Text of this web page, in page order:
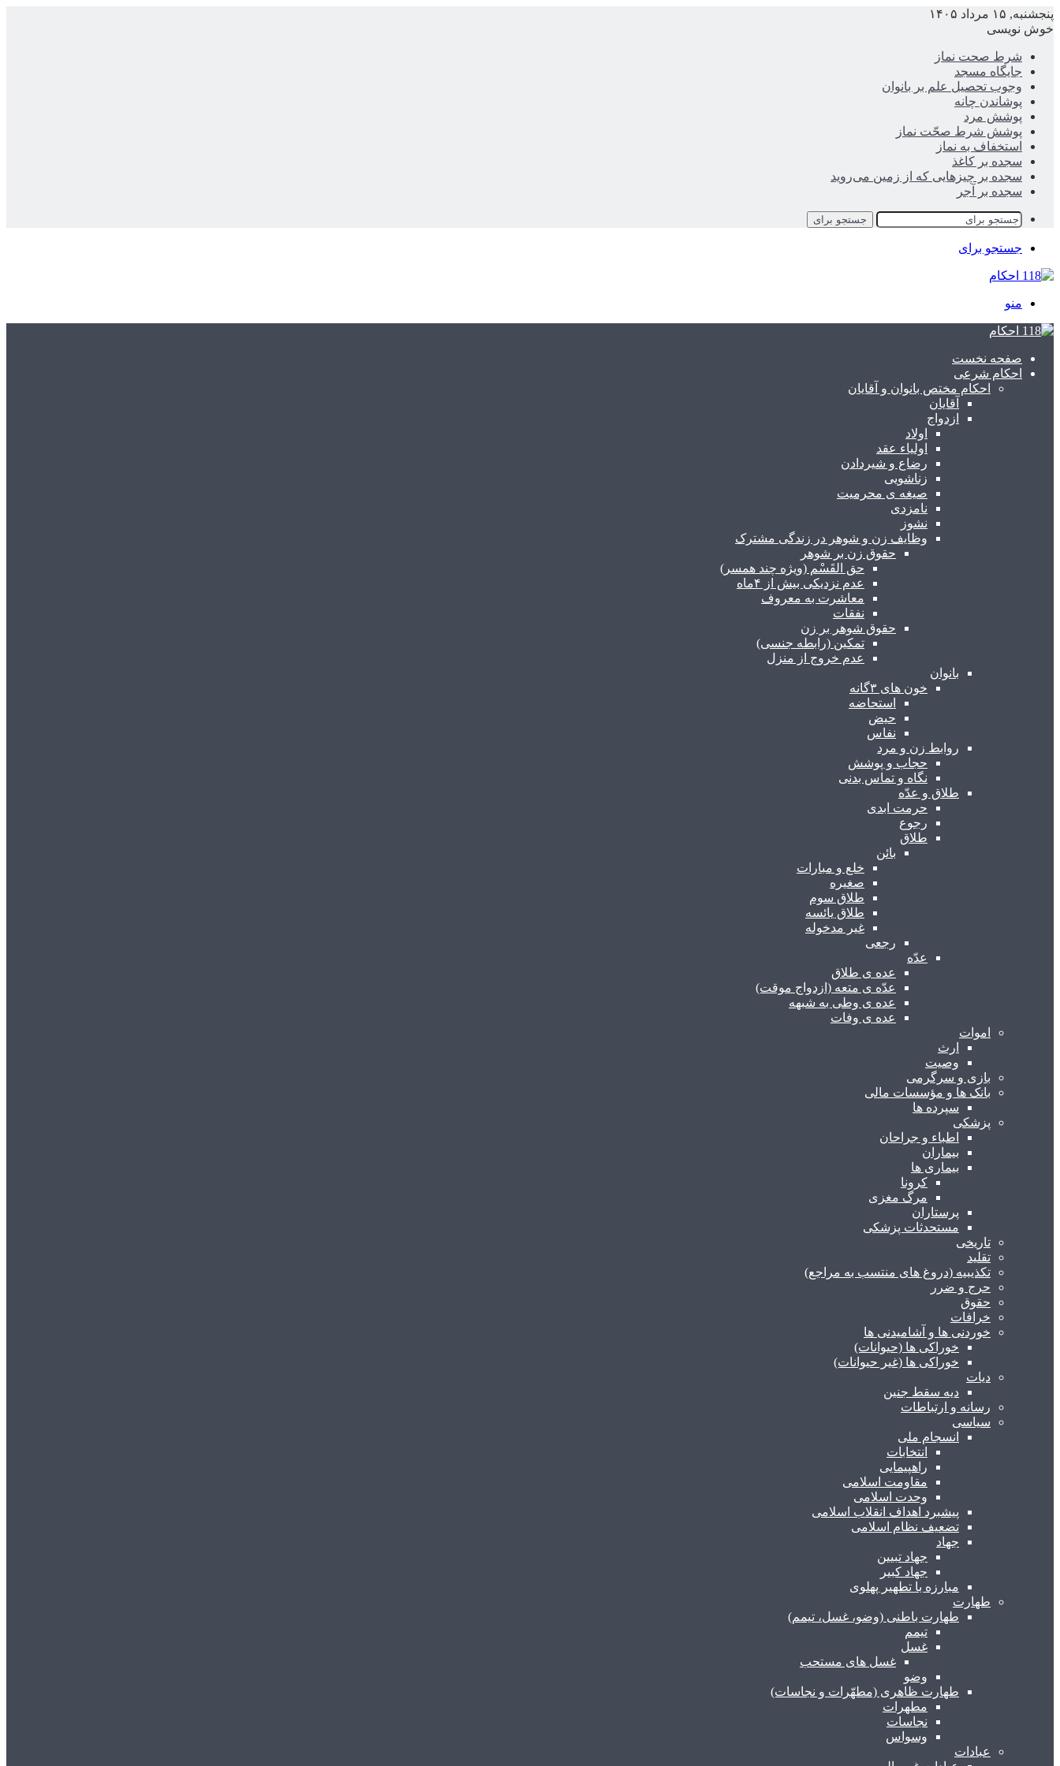
پنجشنبه, ۱۵ مرداد ۱۴۰۵
خوش نویسی
شرط صحت نماز
جایگاه مسجد
وجوب تحصیل علم بر بانوان
پوشاندن چانه
پوشش مرد
پوشش شرط صحّت نماز
استخفاف به نماز
سجده بر کاغذ
سجده بر چیزهایی که از زمین می‌روید
سجده بر آجر
جستجو برای
جستجو برای
منو
صفحه نخست
احکام شرعی
احکام مختص بانوان و آقایان
آقایان
ازدواج
اولاد
اولیاء عقد
رضاع و شیردادن
زناشویی
صیغه ی محرمیت
نامزدی
نشوز
وظایف زن و شوهر در زندگی مشترک
حقوق زن بر شوهر
حق القَسْم (ویژه چند همسر)
عدم نزدیکی بیش از ۴ماه
معاشرت به معروف
نفقات
حقوق شوهر بر زن
تمکین (رابطه جنسی)
عدم خروج از منزل
بانوان
خون های ۳گانه
استحاضه
حیض
نفاس
روابط زن و مرد
حجاب و پوشش
نگاه و تماس بدنی
طلاق و عدّه
حرمت ابدی
رجوع
طلاق
بائن
خلع و مبارات
صغیره
طلاق سوم
طلاق یائسه
غیر مدخوله
رجعی
عدّه
عده ی طلاق
عدّه ی متعه (ازدواج موقت)
عده ی وطی به شبهه
عده ی وفات
اموات
ارث
وصیت
بازی و سرگرمی
بانک ها و مؤسسات مالی
سپرده ها
پزشکی
اطباء و جراحان
بیماران
بیماری ها
کرونا
مرگ مغزی
پرستاران
مستحدثات پزشکی
تاریخی
تقلید
تکذیبیه (دروغ های منتسب به مراجع)
حرج و ضرر
حقوق
خرافات
خوردنی ها و آشامیدنی ها
خوراکی ها (حیوانات)
خوراکی ها (غیر حیوانات)
دیات
دیه سقط جنین
رسانه و ارتباطات
سیاسی
انسجام ملی
انتخابات
راهپیمایی
مقاومت اسلامی
وحدت اسلامی
پیشبرد اهداف انقلاب اسلامی
تضعیف نظام اسلامی
جهاد
جهاد تبیین
جهاد کبیر
مبارزه با تطهیر پهلوی
طهارت
طهارت باطنی (وضو، غسل، تیمم)
تیمم
غسل
غسل های مستحب
وضو
طهارت ظاهری (مطهّرات و نجاسات)
مطهرات
نجاسات
وسواس
عبادات